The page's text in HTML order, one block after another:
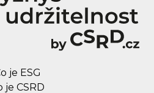
je ESG
je CSRD